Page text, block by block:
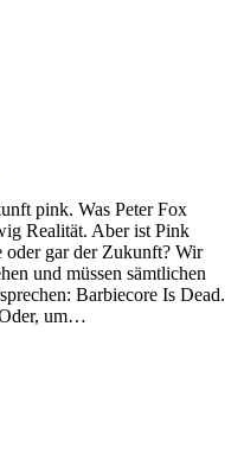
pink. Was Peter Fox
Realität. Aber ist Pink
oder gar der Zukunft? Wir
und müssen sämtlichen
Barbiecore Is Dead.
um…